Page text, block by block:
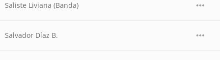
Saliste Liviana (Banda)
Salvador Díaz B.